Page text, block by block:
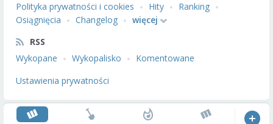
Polityka prywatności i cookies
Hity
Ranking
Osiągnięcia
Changelog
więcej
RSS
Wykopane
Wykopalisko
Komentowane
Ustawienia prywatności